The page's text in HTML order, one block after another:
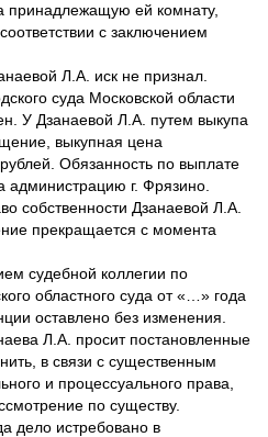
принадлежащую ей комнату,
с заключением
Л.А. иск не признал.
суда Московской области
У Дзанаевой Л.А. путем выкупа
выкупная цена
Обязанность по выплате
администрацию г. Фрязино.
собственности Дзанаевой Л.А.
прекращается с момента
судебной коллегии по
областного суда от «…» года
оставлено без изменения.
Л.А. просит постановленные
в связи с существенным
и процессуального права,
по существу.
дело истребовано в